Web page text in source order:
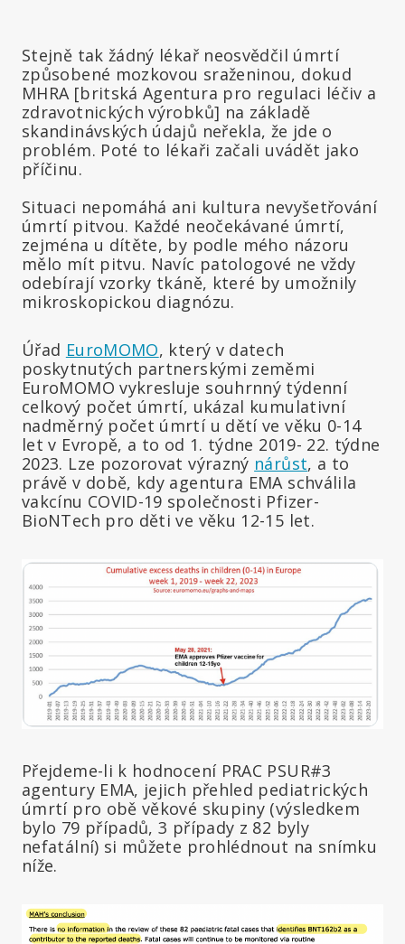
Stejně tak žádný lékař neosvědčil úmrtí
způsobené mozkovou sraženinou, dokud
MHRA [britská Agentura pro regulaci léčiv a
zdravotnických výrobků] na základě
skandinávských údajů neřekla, že jde o
problém. Poté to lékaři začali uvádět jako
příčinu.
Situaci nepomáhá ani kultura nevyšetřování
úmrtí pitvou. Každé neočekávané úmrtí,
zejména u dítěte, by podle mého názoru
mělo mít pitvu. Navíc patologové ne vždy
odebírají vzorky tkáně, které by umožnily
mikroskopickou diagnózu.
Úřad EuroMOMO, který v datech
poskytnutých partnerskými zeměmi
EuroMOMO vykresluje souhrnný týdenní
celkový počet úmrtí, ukázal kumulativní
nadměrný počet úmrtí u dětí ve věku 0-14
let v Evropě, a to od 1. týdne 2019- 22. týdne
2023. Lze pozorovat výrazný nárůst, a to
právě v době, kdy agentura EMA schválila
vakcínu COVID-19 společnosti Pfizer-
BioNTech pro děti ve věku 12-15 let.
Přejdeme-li k hodnocení PRAC PSUR#3
agentury EMA, jejich přehled pediatrických
úmrtí pro obě věkové skupiny (výsledkem
bylo 79 případů, 3 případy z 82 byly
nefatální) si můžete prohlédnout na snímku
níže.